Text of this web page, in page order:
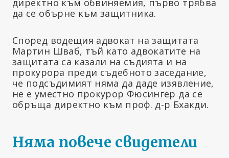
да се обърне към защитника.
Според водещия адвокат на защитата
Мартин Шваб, тъй като адвокатите на
защитата са казали на съдията и на
прокурора преди съдебното заседание,
че подсъдимият няма да даде изявление,
не е уместно прокурор Фюсингер да се
обръща директно към проф. д-р Бхакди.
Няма повече свидетели